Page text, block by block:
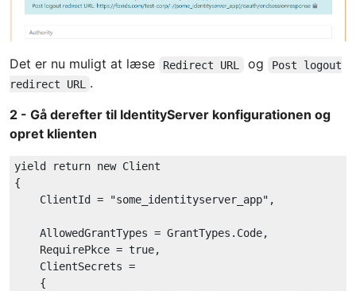
Det er nu muligt at læse Redirect URL og
Post logout
redirect URL
.
2 - Gå derefter til IdentityServer konfigurationen og
opret klienten
yield return new
{
    ClientId =
"some_identityserver_app" ,
    AllowedGrantTypes = GrantTypes.Code,
    RequirePkce =
true,
    ClientSecrets =
    {